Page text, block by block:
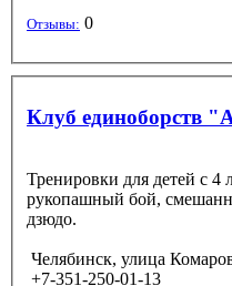
Отзывы: 0
Клуб единоборств
Тренировки для детей с 4
рукопашный бой,
дзюдо.
Челябинск, улица
+7-351-250-01-13